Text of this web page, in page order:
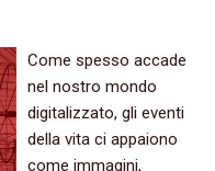
Come spesso accade
nel nostro mondo
digitalizzato, gli eventi
della vita ci appaiono
come immagini,